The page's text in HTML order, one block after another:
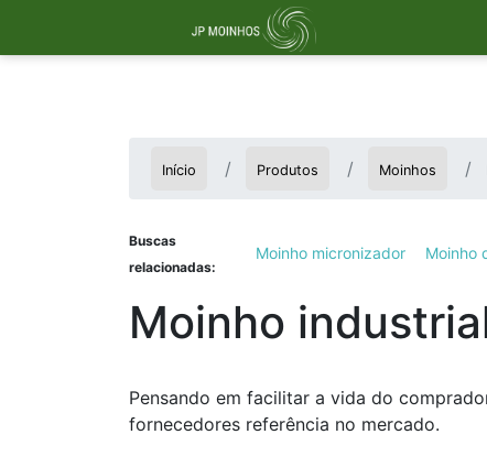
Início Produtos Moinhos
Buscas
relacionadas:
Moinho micronizador Moinho
Moinho
Pensando em facilitar a vida do
fornecedores referência no mercado.